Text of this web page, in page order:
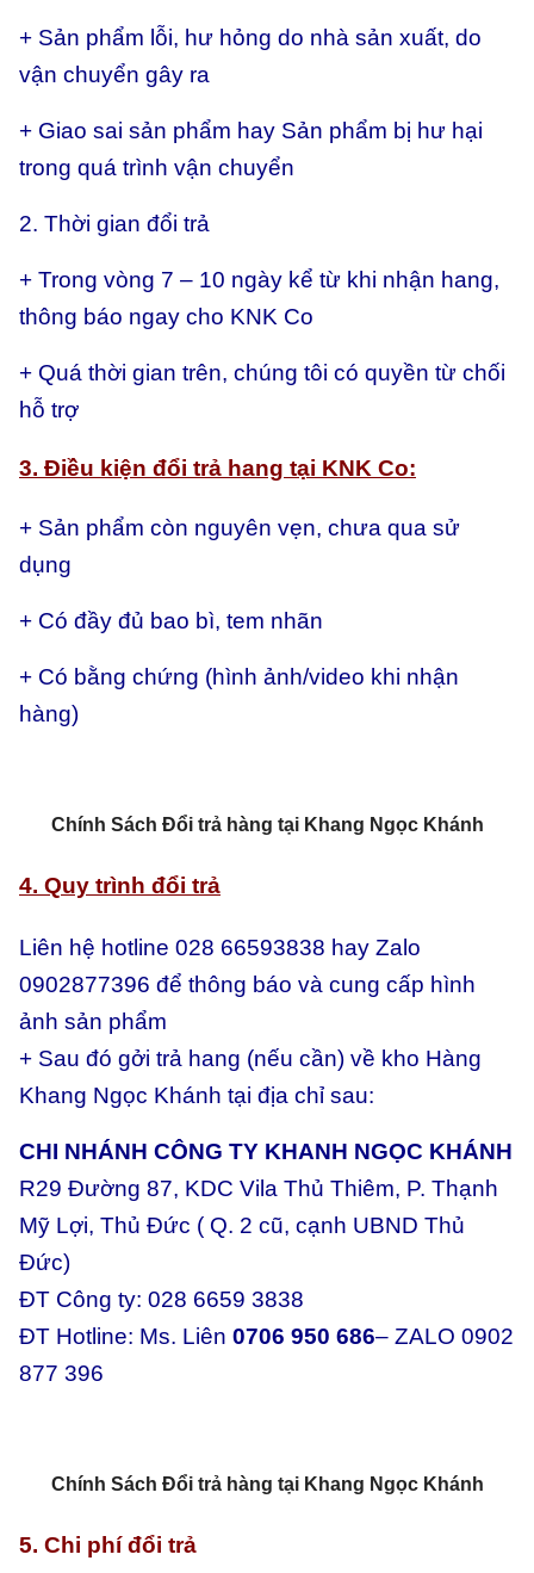
+ Sản phẩm lỗi, hư hỏng do nhà sản xuất, do
vận chuyển gây ra
+ Giao sai sản phẩm hay Sản phẩm bị hư hại
trong quá trình vận chuyển
2. Thời gian đổi trả
+ Trong vòng 7 – 10 ngày kể từ khi nhận hang,
thông báo ngay cho KNK Co
+ Quá thời gian trên, chúng tôi có quyền từ chối
hỗ trợ
3. Điều kiện đổi trả hang tại KNK Co:
+ Sản phẩm còn nguyên vẹn, chưa qua sử
dụng
+ Có đầy đủ bao bì, tem nhãn
+ Có bằng chứng (hình ảnh/video khi nhận
hàng)
Chính Sách Đổi trả hàng tại Khang Ngọc Khánh
4. Quy trình đổi trả
Liên hệ hotline 028 66593838 hay Zalo
0902877396 để thông báo và cung cấp hình
ảnh sản phẩm
+ Sau đó gởi trả hang (nếu cần) về kho Hàng
Khang Ngọc Khánh tại địa chỉ sau:
CHI NHÁNH CÔNG TY KHANH NGỌC KHÁNH
R29 Đường 87, KDC Vila Thủ Thiêm, P. Thạnh
Mỹ Lợi, Thủ Đức ( Q. 2 cũ, cạnh UBND Thủ
Đức)
ĐT Công ty: 028 6659 3838
ĐT Hotline: Ms. Liên 0706 950 686– ZALO 0902
877 396
Chính Sách Đổi trả hàng tại Khang Ngọc Khánh
5. Chi phí đổi trả